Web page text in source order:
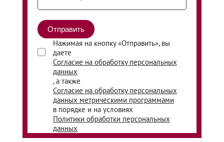
Нажимая на кнопку «Отправить», вы
даете
Согласие на обработку персональных
данных
, а также
Согласие на обработку персональных
данных метрическими программами
в порядке и на условиях
Политики обработки персональных
данных